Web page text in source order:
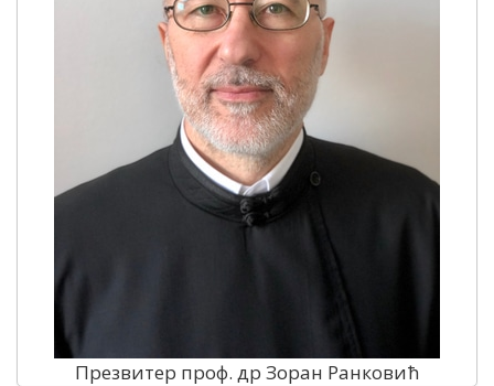
Презвитер проф. др Зоран Ранковић